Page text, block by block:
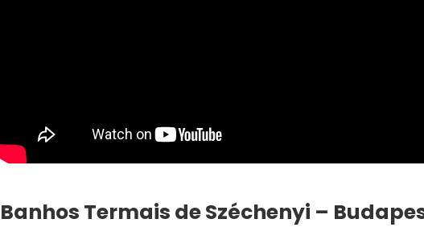
Banhos Termais de Széchenyi –